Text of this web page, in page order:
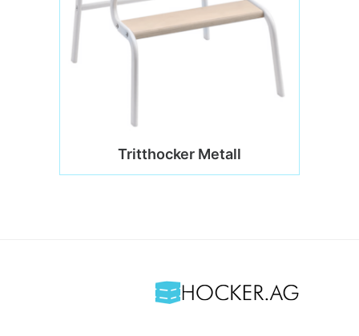
Tritthocker Metall